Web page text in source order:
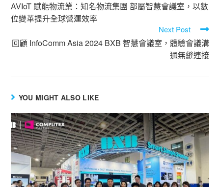
AVIoT 賦能物流業：知名物流集團 部屬智慧會議室，以數
位變革提升全球營運效率
Next Post
回顧 InfoComm Asia 2024 BXB 智慧會議室，體驗會議溝
通無縫連接
YOU MIGHT ALSO LIKE